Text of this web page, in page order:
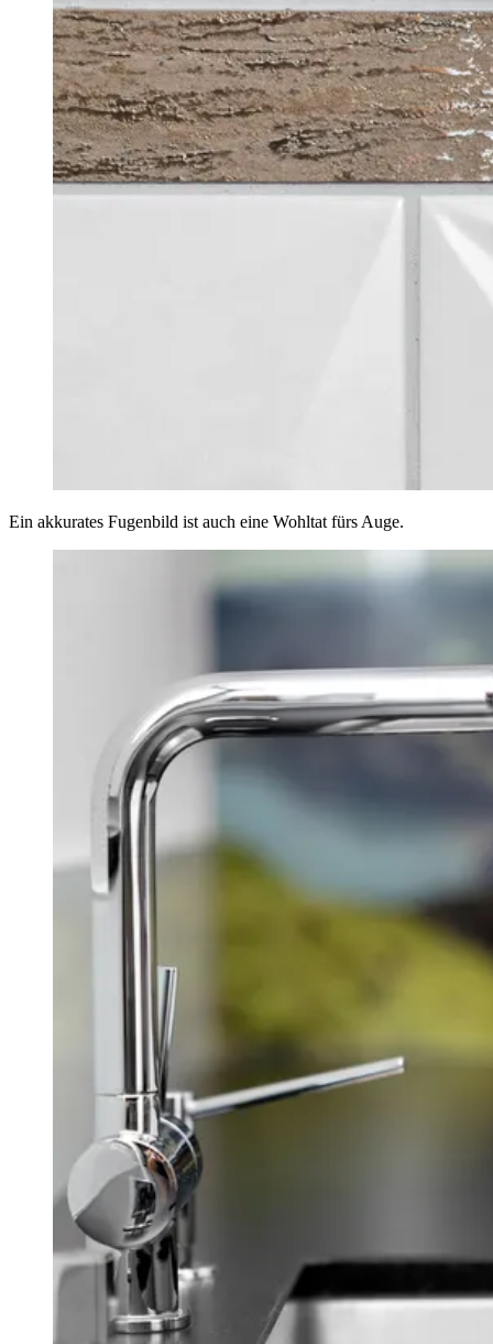
Ein akkurates Fugenbild ist auch eine Wohltat fürs Auge.